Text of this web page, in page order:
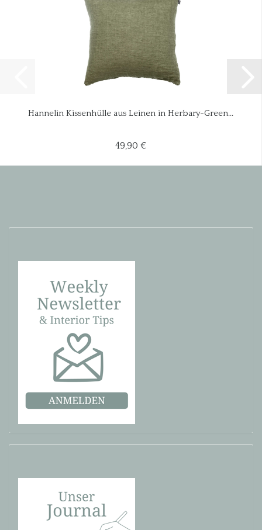
Hannelin Kissenhülle aus Leinen in Herbary-Green...
49,90 €